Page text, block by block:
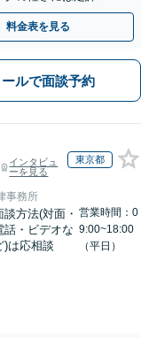
料金表を見る
ールで面談予約
インタビュ
ーを見る
東京都
事務所
談方法(対面・
話・ビデオな
)は応相談
営業時間：0
9:00~18:00
（平日）